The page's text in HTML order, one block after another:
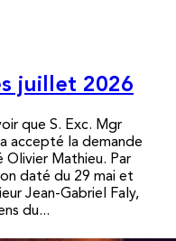
juillet 2026
que S. Exc. Mgr
a accepté la demande
Olivier Mathieu. Par
daté du 29 mai et
Jean-Gabriel Faly,
du...